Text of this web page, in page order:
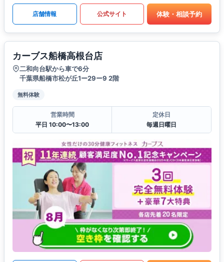
店舗情報 公式サイト 体験・相談予約
カーブス船橋高根台店
二和向台駅から車で6分
千葉県船橋市松が丘1ー29ー9 2階
無料体験
営業時間
平日 10:00〜13:00
定休日
毎週日曜日